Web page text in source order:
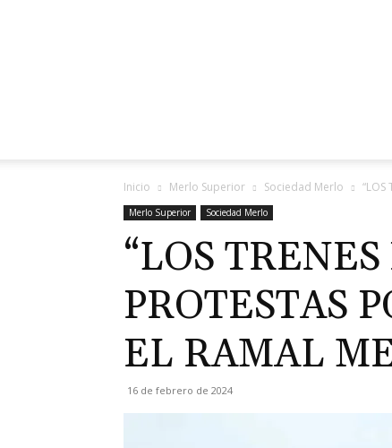
Inicio Merlo Superior Sociedad Merlo “LOS
Merlo Superior Sociedad Merlo
“LOS
PROTESTAS
EL RAMAL
16 de febrero de 2024